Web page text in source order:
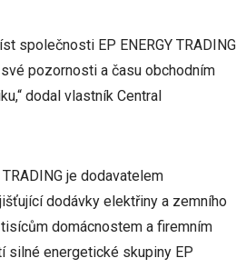
společnosti EP ENERGY TRADING
pozornosti a času obchodním
dodal vlastník Central
je dodavatelem
dodávky elektřiny a zemního
domácnostem a firemním
silné energetické skupiny EP